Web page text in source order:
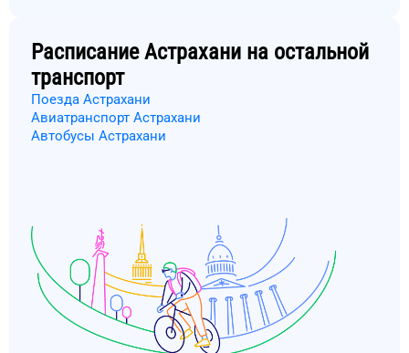
РасписаниеАстрахани на остальной
транспорт
Поезда Астрахани
Авиатранспорт Астрахани
Автобусы Астрахани